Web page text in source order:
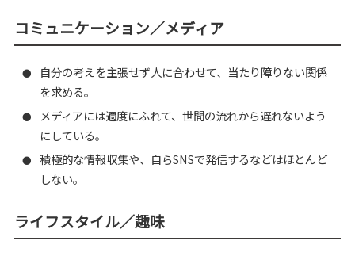
コミュニケーション／メディア
●
自分の考えを主張せず人に合わせて、当たり障りない関係
を求める。
●
メディアには適度にふれて、世間の流れから遅れないよう
にしている。
●
積極的な情報収集や、自らSNSで発信するなどはほとんど
しない。
ライフスタイル／趣味